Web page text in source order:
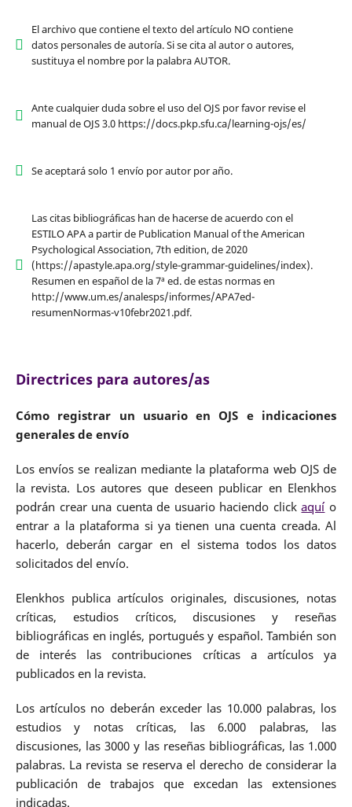
El archivo que contiene el texto del artículo NO contiene
datos personales de autoría. Si se cita al autor o autores,
sustituya el nombre por la palabra AUTOR.
Ante cualquier duda sobre el uso del OJS por favor revise el
manual de OJS 3.0 https://docs.pkp.sfu.ca/learning-ojs/es/
Se aceptará solo 1 envío por autor por año.
Las citas bibliográficas han de hacerse de acuerdo con el
ESTILO APA a partir de Publication Manual of the American
Psychological Association, 7th edition, de 2020
(https://apastyle.apa.org/style-grammar-guidelines/index).
Resumen en español de la 7ª ed. de estas normas en
http://www.um.es/analesps/informes/APA7ed-
resumenNormas-v10febr2021.pdf.
Directrices para autores/as
Cómo registrar un usuario en OJS e indicaciones
generales de envío
Los envíos se realizan mediante la plataforma web OJS de
la revista. Los autores que deseen publicar en Elenkhos
podrán crear una cuenta de usuario haciendo clickaquío
entrar a la plataforma si ya tienen una cuenta creada. Al
hacerlo, deberán cargar en el sistema todos los datos
solicitados del envío.
Elenkhos publica artículos originales, discusiones, notas
críticas, estudios críticos, discusiones y reseñas
bibliográficas en inglés, portugués y español. También son
de interés las contribuciones críticas a artículos ya
publicados en la revista.
Los artículos no deberán exceder las 10.000 palabras, los
estudios y notas críticas, las 6.000 palabras, las
discusiones, las 3000 y las reseñas bibliográficas, las 1.000
palabras. La revista se reserva el derecho de considerar la
publicación de trabajos que excedan las extensiones
indicadas.